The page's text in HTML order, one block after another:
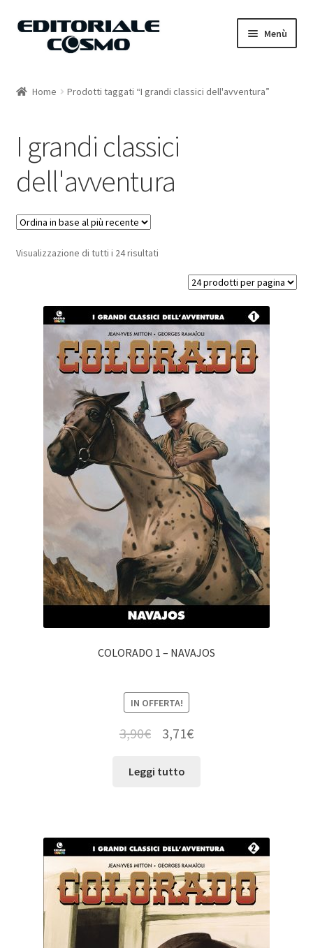
Vai
Vai
Menù
Carrello
Il mio account
Home Prodotti taggati “I grandi classici dell'avventura”
I grandi classici
dell'avventura
Visualizzazione di tutti i 24 risultati
COLORADO 1 – NAVAJOS
IN OFFERTA!
3,90€ 3,71€
Leggi tutto